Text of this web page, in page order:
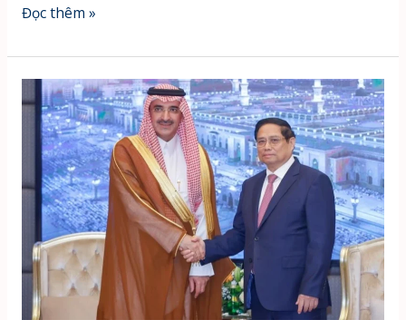
Sản
Việt
Nam
xuất
khẩu
sang
Rập:
Tiềm
năng
Chiến
lược
Đọc thêm »